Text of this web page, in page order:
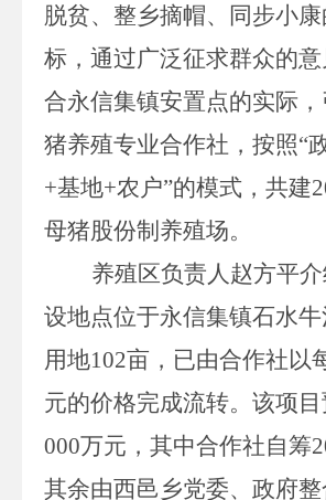
脱贫、整乡摘帽、同步小康
标， 通过广泛征求群众的意
合永信集镇安置点的实际
猪养殖专业合作社，按照“
+基地+农户”的模式，共建
母猪股份制养殖场。
养殖区负责人赵方平介
设地点位于永信集镇石水牛
用地102亩，已由合作社以
元的价格完成流转。 该项目
000万元，其中合作社自筹
其余由西邑 乡党委、政府